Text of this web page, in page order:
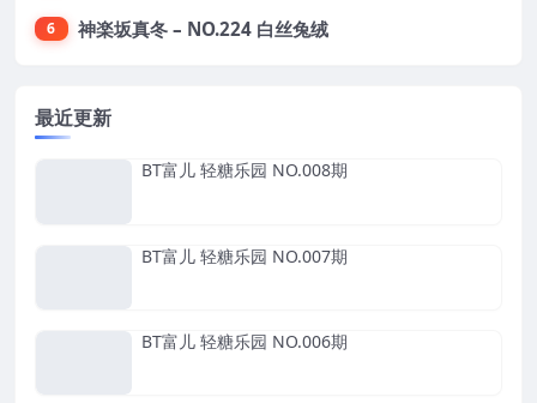
6 神楽坂真冬 – NO.224 白丝兔绒
最近更新
BT富儿 轻糖乐园 NO.008期
BT富儿 轻糖乐园 NO.007期
BT富儿 轻糖乐园 NO.006期